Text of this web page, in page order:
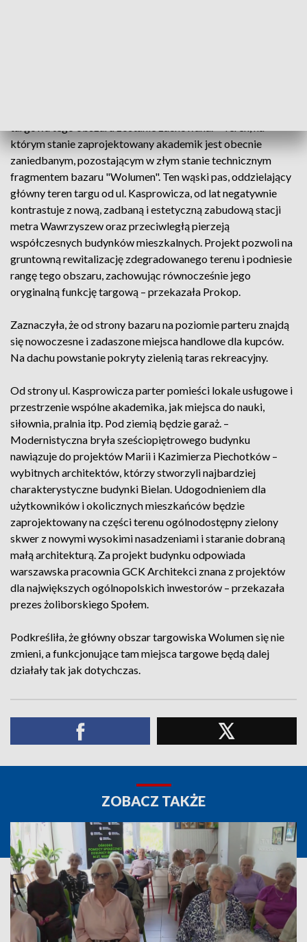
którym stanie zaprojektowany akademik jest obecnie
zaniedbanym, pozostającym w złym stanie technicznym
fragmentem bazaru "Wolumen". Ten wąski pas, oddzielający
główny teren targu od ul. Kasprowicza, od lat negatywnie
kontrastuje z nową, zadbaną i estetyczną zabudową stacji
metra Wawrzyszew oraz przeciwległą pierzeją
współczesnych budynków mieszkalnych. Projekt pozwoli na
gruntowną rewitalizację zdegradowanego terenu i podniesie
rangę tego obszaru, zachowując równocześnie jego
oryginalną funkcję targową – przekazała Prokop.
Zaznaczyła, że od strony bazaru na poziomie parteru znajdą
się nowoczesne i zadaszone miejsca handlowe dla kupców.
Na dachu powstanie pokryty zielenią taras rekreacyjny.
Od strony ul. Kasprowicza parter pomieści lokale usługowe i
przestrzenie wspólne akademika, jak miejsca do nauki,
siłownia, pralnia itp. Pod ziemią będzie garaż. –
Modernistyczna bryła sześciopiętrowego budynku
nawiązuje do projektów Marii i Kazimierza Piechotków –
wybitnych architektów, którzy stworzyli najbardziej
charakterystyczne budynki Bielan. Udogodnieniem dla
użytkowników i okolicznych mieszkańców będzie
zaprojektowany na części terenu ogólnodostępny zielony
skwer z nowymi wysokimi nasadzeniami i staranie dobraną
małą architekturą. Za projekt budynku odpowiada
warszawska pracownia GCK Architekci znana z projektów
dla największych ogólnopolskich inwestorów – przekazała
prezes żoliborskiego Społem.
Podkreśliła, że główny obszar targowiska Wolumen się nie
zmieni, a funkcjonujące tam miejsca targowe będą dalej
działały tak jak dotychczas.
ZOBACZ TAKŻE